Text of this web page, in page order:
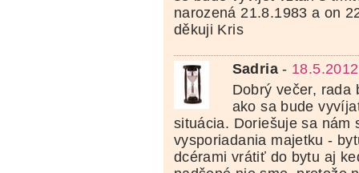
narozená 21.8.1983 a on
děkuji Kris
Sadria-
Dobrý večer, rada
ako sa bude
situácia. Doriešuje sa nám
vysporiadania majetku -
dcérami vrátiť do bytu aj